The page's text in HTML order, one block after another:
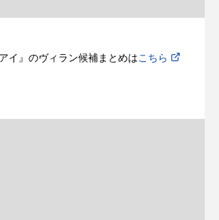
イ』のヴィラン候補まとめは こちら